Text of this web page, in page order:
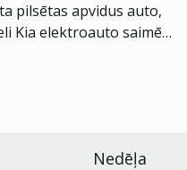
pilsētas apvidus auto,
Kia elektroauto saimē
Nedēļa